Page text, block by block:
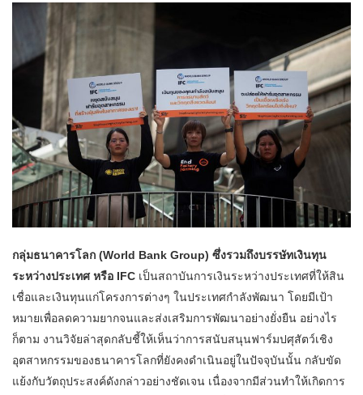
กลุ่มธนาคารโลก (World Bank Group) ซึ่งรวมถึงบรรษัทเงินทุน
ระหว่างประเทศ หรือ IFC เป็นสถาบันการเงินระหว่างประเทศที่ให้สิน
เชื่อและเงินทุนแก่โครงการต่างๆ ในประเทศกำลังพัฒนา โดยมีเป้า
หมายเพื่อลดความยากจนและส่งเสริมการพัฒนาอย่างยั่งยืน อย่างไร
ก็ตาม งานวิจัยล่าสุดกลับชี้ให้เห็นว่าการสนับสนุนฟาร์มปศุสัตว์เชิง
อุตสาหกรรมของธนาคารโลกที่ยังคงดำเนินอยู่ในปัจจุบันนั้น กลับขัด
แย้งกับวัตถุประสงค์ดังกล่าวอย่างชัดเจน เนื่องจากมีส่วนทำให้เกิดการ